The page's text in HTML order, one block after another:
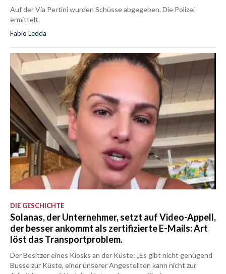
Auf der Via Pertini wurden Schüsse abgegeben. Die Polizei
ermittelt.
Fabio Ledda
DIE GESCHICHTE
Solanas, der Unternehmer, setzt auf Video-Appell,
der besser ankommt als zertifizierte E-Mails: Art
löst das Transportproblem.
Der Besitzer eines Kiosks an der Küste: „Es gibt nicht genügend
Busse zur Küste, einer unserer Angestellten kann nicht zur